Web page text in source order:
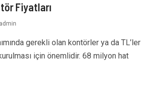
Fiyatları
admin
gerekli olan kontörler ya da TL’ler
için önemlidir. 68 milyon hat